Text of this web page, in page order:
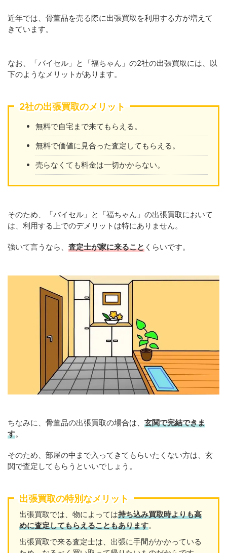
近年では、骨董品を売る際に出張買取を利用する方が増えて
きています。
なお、「バイセル」と「福ちゃん」の2社の出張買取には、以
下のようなメリットがあります。
2社の出張買取のメリット
無料で自宅まで来てもらえる。
無料で価値に見合った査定してもらえる。
売らなくても料金は一切かからない。
そのため、「バイセル」と「福ちゃん」の出張買取において
は、利用する上でのデメリットは特にありません。
強いて言うなら、 査定士が家に来ること くらいです。
ちなみに、骨董品の出張買取の場合は、 玄関で完結できま
す。
そのため、部屋の中まで入ってきてもらいたくない方は、玄
関で査定してもらうといいでしょう。
出張買取の特別なメリット
出張買取では、物によっては持ち込み買取時よりも高
めに査定してもらえることもあります。
出張買取で来る査定士は、出張に手間がかかっている